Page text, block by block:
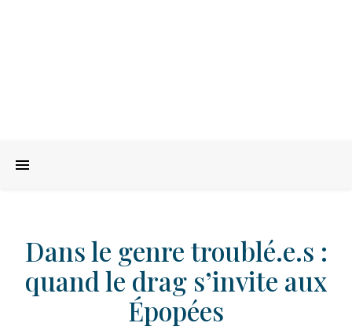
Dans le genre troublé.e.s :
quand le drag s’invite aux
Épopées